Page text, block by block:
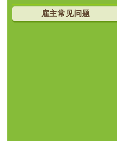
雇主常见问题